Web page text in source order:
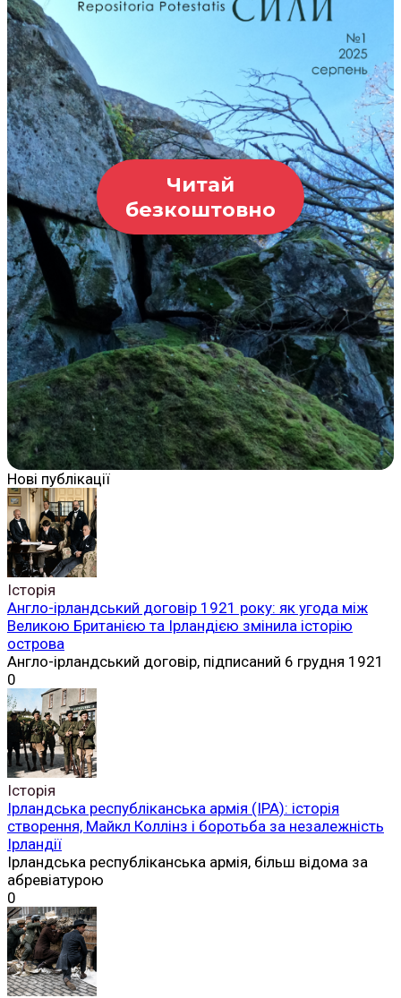
Читай
безкоштовно
Нові публікації
Історія
Англо-ірландський договір 1921 року: як угода між
Великою Британією та Ірландією змінила історію
острова
Англо-ірландський договір, підписаний 6 грудня 1921
0
Історія
Ірландська республіканська армія (ІРА): історія
створення, Майкл Коллінз і боротьба за незалежність
Ірландії
Ірландська республіканська армія, більш відома за
абревіатурою
0